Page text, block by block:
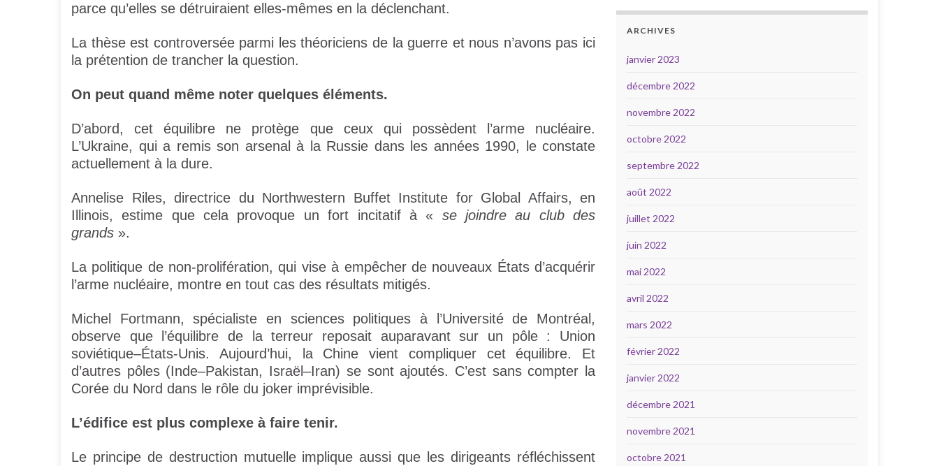
parce qu’elles se détruiraient elles-mêmes en la déclenchant.
La thèse est controversée parmi les théoriciens de la guerre et nous n’avons pas ici
la prétention de trancher la question.
On peut quand même noter quelques éléments.
D’abord, cet équilibre ne protège que ceux qui possèdent l’arme nucléaire.
L’Ukraine, qui a remis son arsenal à la Russie dans les années 1990, le constate
actuellement à la dure.
Annelise Riles, directrice du Northwestern Buffet Institute for Global Affairs, en
Illinois, estime que cela provoque un fort incitatif à « se joindre au club des
grands ».
La politique de non-prolifération, qui vise à empêcher de nouveaux États d’acquérir
l’arme nucléaire, montre en tout cas des résultats mitigés.
Michel Fortmann, spécialiste en sciences politiques à l’Université de Montréal,
observe que l’équilibre de la terreur reposait auparavant sur un pôle : Union
soviétique–États-Unis. Aujourd’hui, la Chine vient compliquer cet équilibre. Et
d’autres pôles (Inde–Pakistan, Israël–Iran) se sont ajoutés. C’est sans compter la
Corée du Nord dans le rôle du joker imprévisible.
L’édifice est plus complexe à faire tenir.
Le principe de destruction mutuelle implique aussi que les dirigeants réfléchissent
ARCHIVES
janvier 2023
décembre 2022
novembre 2022
octobre 2022
septembre 2022
août 2022
juillet 2022
juin 2022
mai 2022
avril 2022
mars 2022
février 2022
janvier 2022
décembre 2021
novembre 2021
octobre 2021